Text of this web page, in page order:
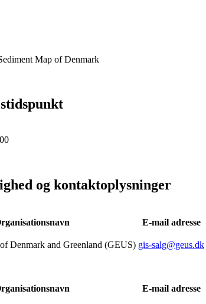
Map of Denmark
og kontaktoplysninger
E-mail adresse
Denmark and Greenland (GEUS) gis-salg@geus.dk
E-mail adresse